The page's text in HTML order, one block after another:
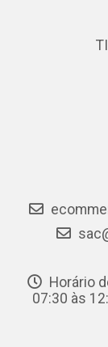
Horário
07:30 às